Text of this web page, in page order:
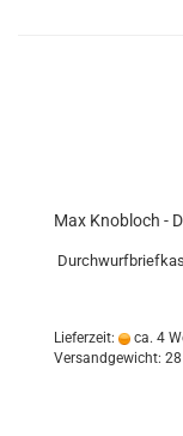
Max Knobloch -
Lieferzeit: ca. 4
Versandgewicht: 28